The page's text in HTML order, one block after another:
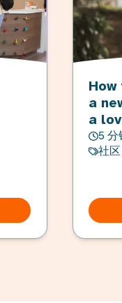
a
a
5 分
社区